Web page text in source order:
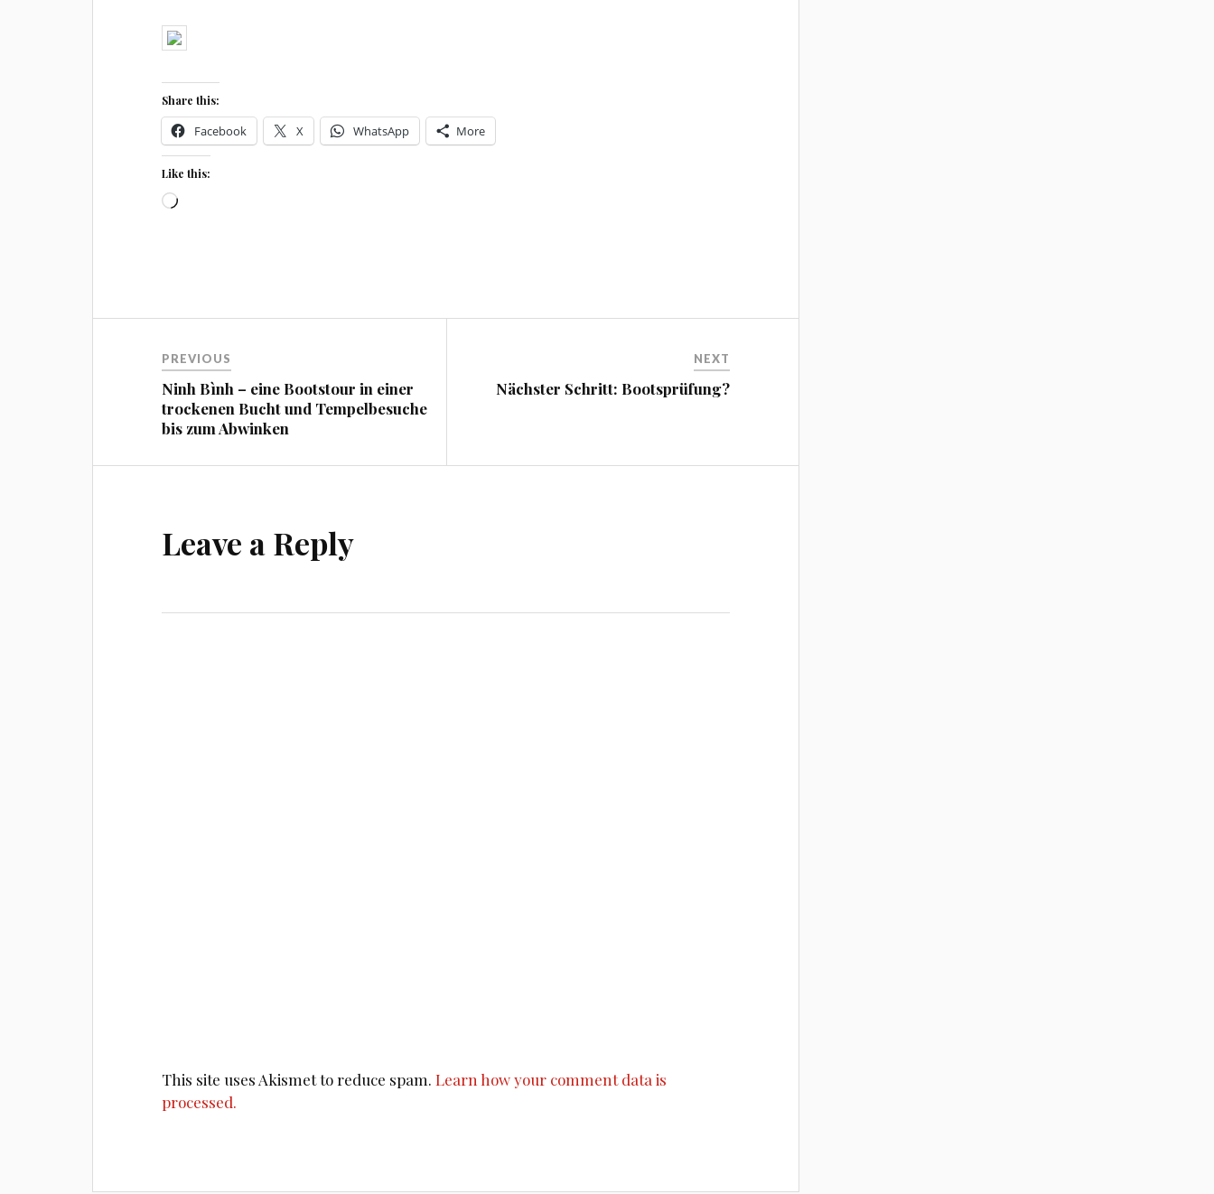
Share this:
Facebook X WhatsApp More
Like this:
Loading…
PREVIOUS
Ninh Bình – eine Bootstour in einer
trockenen Bucht und Tempelbesuche
bis zum Abwinken
NEXT
Nächster Schritt: Bootsprüfung?
Leave a Reply
This site uses Akismet to reduce spam.Learn how your comment data is
processed.